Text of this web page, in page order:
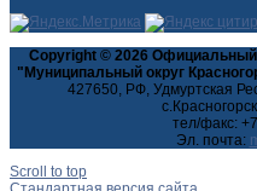
Copyright © 2026 Официальный
"Муниципальный округ
427650, РФ, Удмуртская
тел/факс:
Эл. почта:
Scroll to top